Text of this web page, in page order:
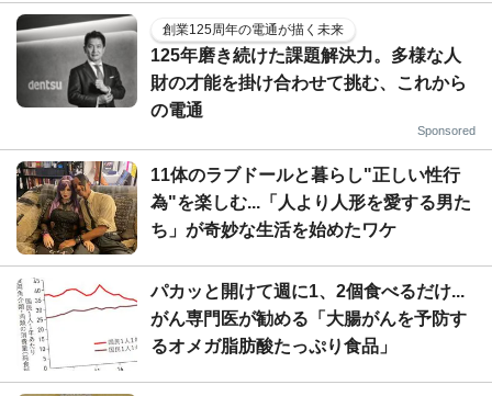
創業125周年の電通が描く未来
125年磨き続けた課題解決力。多様な人
財の才能を掛け合わせて挑む、これから
の電通
Sponsored
11体のラブドールと暮らし"正しい性行
為"を楽しむ...「人より人形を愛する男た
ち」が奇妙な生活を始めたワケ
パカッと開けて週に1、2個食べるだけ...
がん専門医が勧める「大腸がんを予防す
るオメガ脂肪酸たっぷり食品」